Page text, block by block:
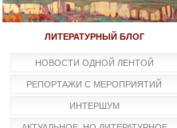
ЛИТЕРАТУРНЫЙ БЛОГ
НОВОСТИ ОДНОЙ ЛЕНТОЙ
РЕПОРТАЖИ С МЕРОПРИЯТИЙ
ИНТЕРШУМ